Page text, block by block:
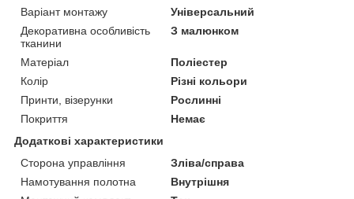
Варіант монтажу
Універсальний
Декоративна особливість
тканини
З малюнком
Матеріал
Поліестер
Колір
Різні кольори
Принти, візерунки
Рослинні
Покриття
Немає
Додаткові характеристики
Сторона управління
Зліва/справа
Намотування полотна
Внутрішня